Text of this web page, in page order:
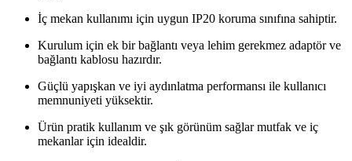
İç mekan kullanımı için uygun IP20 koruma sınıfına sahiptir.
Kurulum için ek bir bağlantı veya lehim gerekmez adaptör ve
bağlantı kablosu hazırdır.
Güçlü yapışkan ve iyi aydınlatma performansı ile kullanıcı
memnuniyeti yüksektir.
Ürün pratik kullanım ve şık görünüm sağlar mutfak ve iç
mekanlar için idealdir.